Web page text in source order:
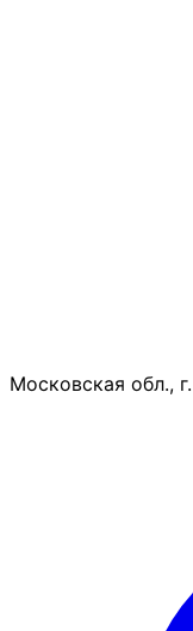
Московская обл.,